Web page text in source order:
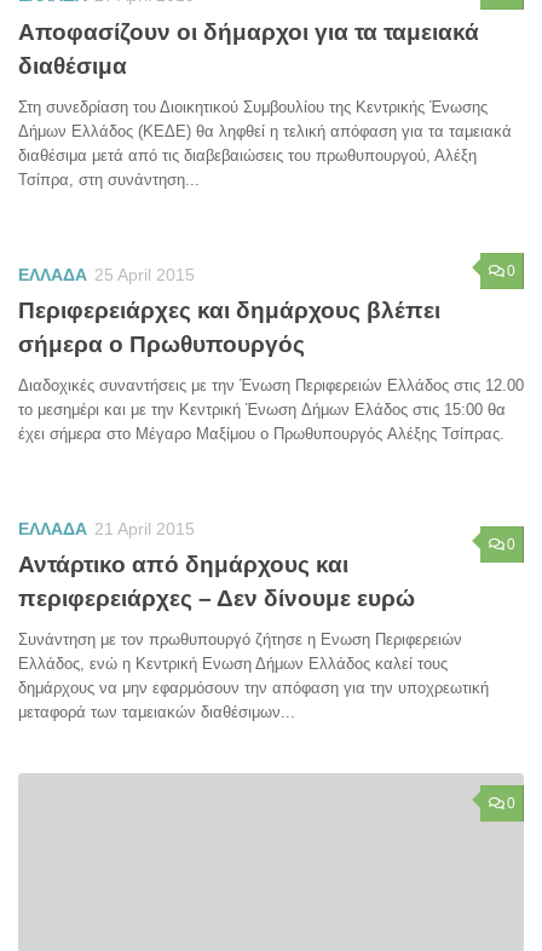
Αποφασίζουν οι δήμαρχοι για τα ταμειακά
διαθέσιμα
Στη συνεδρίαση του Διοικητικού Συμβουλίου της Κεντρικής Ένωσης
Δήμων Ελλάδος (ΚΕΔΕ) θα ληφθεί η τελική απόφαση για τα ταμειακά
διαθέσιμα μετά από τις διαβεβαιώσεις του πρωθυπουργού, Αλέξη
Τσίπρα, στη συνάντηση...
0
ΕΛΛΑΔΑ 25 April 2015
Περιφερειάρχες και δημάρχους βλέπει
σήμερα ο Πρωθυπουργός
Διαδοχικές συναντήσεις με την Ένωση Περιφερειών Ελλάδος στις 12.00
το μεσημέρι και με την Κεντρική Ένωση Δήμων Ελάδος στις 15:00 θα
έχει σήμερα στο Μέγαρο Μαξίμου ο Πρωθυπουργός Αλέξης Τσίπρας.
0
ΕΛΛΑΔΑ 21 April 2015
Αντάρτικο από δημάρχους και
περιφερειάρχες – Δεν δίνουμε ευρώ
Συνάντηση με τον πρωθυπουργό ζήτησε η Ενωση Περιφερειών
Ελλάδος, ενώ η Κεντρική Ενωση Δήμων Ελλάδος καλεί τους
δημάρχους να μην εφαρμόσουν την απόφαση για την υποχρεωτική
μεταφορά των ταμειακών διαθέσιμων...
0